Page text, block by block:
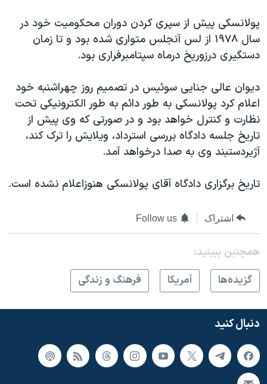
دادگاه حمید نوری
چهل سال گروگان‌گیری
اعتراضات مردمی آبان ۹۸
اسرائیل در جنگ
نرگس محمدی برنده جایزه نوبل صلح
صفحه‌های ویژه
پولانسکی پیش از سپری کردن دوران محکومیت خود در
سال ١٩٧٨ از لس آنجلس متواری شده بود و تا زمان
دستگیری درزوریخ درماه سپتامبرفراری بود.
دیوان عالی جنایی سوئیس در تصمیم روز چهراشنبه خود
اعلام کرد پولانسکی به طور دائم به طور الکترونیکی تحت
نظارت و کنترل خواهد بود و در صورتی که وی پیش از
تاریخ جلسه دادگاه بررسی استرداد، ویلایش را ترک کند،
آژیردستبند وی به صدا درخواهد آمد.
تاریخ برگزاری دادگاه آقای پولانسکی هنوزاعلام نشده است.
اشتراک Follow us
همچنبن ببینید:
گزيده‌ها
آمريکا فرهنگ و زندگی
دنبال کنید